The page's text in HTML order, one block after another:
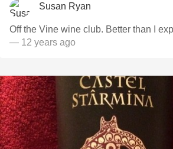
Susan Ryan
Off the Vine wine club. Better than I
— 12 years ago